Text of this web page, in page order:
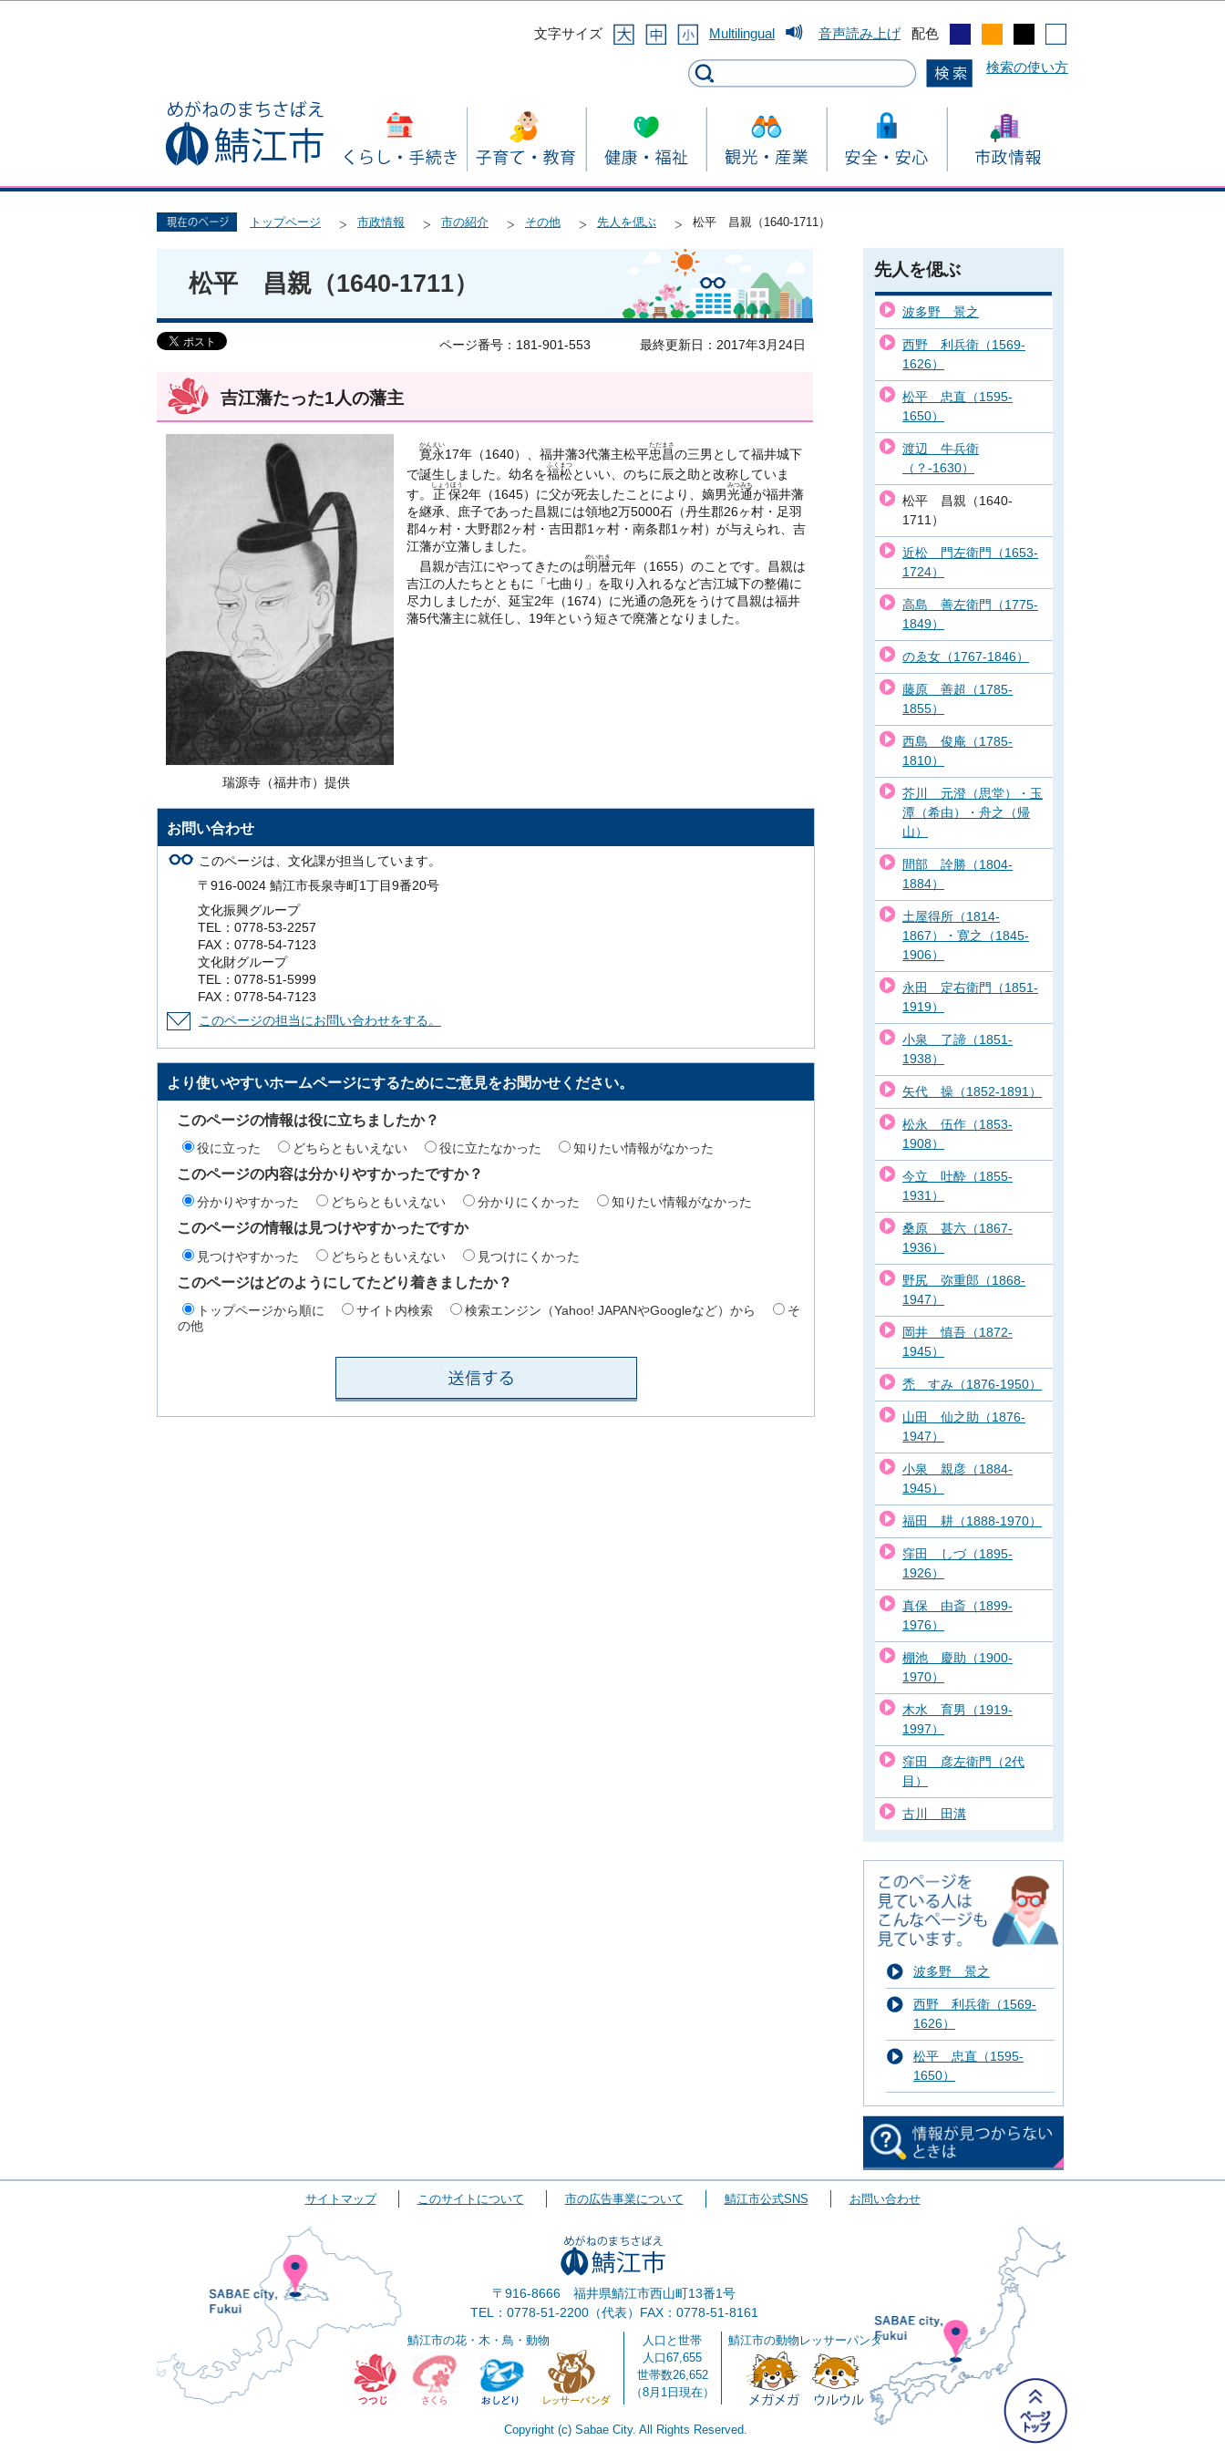
文字サイズ
Multilingual 音声読み上げ 配色
検索の使い方
トップページ 市政情報 市の紹介 その他 先人を偲ぶ 松平 昌親（1640-1711）
松平 昌親（1640-1711）
ページ番号：181-901-553 最終更新日：2017年3月24日
吉江藩たった1人の藩主
瑞源寺（福井市）提供
寛永
かんえい
17年（1640）、福井藩3代藩主松平忠昌
ただまさ
の三男として福井城下
で誕生しました。幼名を福松
ふくまつ
といい、のちに辰之助と改称していま
す。 正保
しょうほう
2年（1645）に父が死去したことにより、嫡男光通
みつみち
が福井藩
を継承、庶子であった昌親には領地2万5000石（丹生郡26ヶ村・足羽
郡4ヶ村・大野郡2ヶ村・吉田郡1ヶ村・南条郡1ヶ村）が与えられ、吉
江藩が立藩しました。
昌親が吉江にやってきたのは明暦
めいれき
元年（1655）のことです。昌親は
吉江の人たちとともに「七曲り」を取り入れるなど吉江城下の整備に
尽力しましたが、延宝2年（1674）に光通の急死をうけて昌親は福井
藩5代藩主に就任し、19年という短さで廃藩となりました。
お問い合わせ
このページは、文化課が担当しています。
〒916-0024 鯖江市長泉寺町1丁目9番20号
文化振興グループ
TEL：0778-53-2257
FAX：0778-54-7123
文化財グループ
TEL：0778-51-5999
FAX：0778-54-7123
このページの担当にお問い合わせをする。
より使いやすいホームページにするためにご意見をお聞かせください。
このページの情報は役に立ちましたか？
役に立った どちらともいえない 役に立たなかった 知りたい情報がなかった
このページの内容は分かりやすかったですか？
分かりやすかった どちらともいえない 分かりにくかった 知りたい情報がなかった
このページの情報は見つけやすかったですか
見つけやすかった どちらともいえない 見つけにくかった
このページはどのようにしてたどり着きましたか？
トップページから順に サイト内検索 検索エンジン（Yahoo! JAPANやGoogleなど）から
そ
の他
先人を偲ぶ
波多野 景之
西野 利兵衛（1569-
1626）
松平 忠直（1595-
1650）
渡辺 牛兵衛
（？-1630）
松平 昌親（1640-
1711）
近松 門左衛門（1653-
1724）
高島 善左衛門（1775-
1849）
のゑ女（1767-1846）
藤原 善超（1785-
1855）
西島 俊庵（1785-
1810）
芥川 元澄（思堂）・玉
潭（希由）・舟之（帰
山）
間部 詮勝（1804-
1884）
土屋得所（1814-
1867）・寛之（1845-
1906）
永田 定右衛門（1851-
1919）
小泉 了諦（1851-
1938）
矢代 操（1852-1891）
松永 伍作（1853-
1908）
今立 吐酔（1855-
1931）
桑原 甚六（1867-
1936）
野尻 弥重郎（1868-
1947）
岡井 慎吾（1872-
1945）
禿 すみ（1876-1950）
山田 仙之助（1876-
1947）
小泉 親彦（1884-
1945）
福田 耕（1888-1970）
窪田 しづ（1895-
1926）
真保 由斎（1899-
1976）
棚池 慶助（1900-
1970）
木水 育男（1919-
1997）
窪田 彦左衛門（2代
目）
古川 田溝
波多野 景之
西野 利兵衛（1569-
1626）
松平 忠直（1595-
1650）
サイトマップ このサイトについて 市の広告事業について 鯖江市公式SNS お問い合わせ
〒916-8666 福井県鯖江市西山町13番1号
TEL：0778-51-2200（代表） FAX：0778-51-8161
鯖江市の花・木・鳥・動物
人口と世帯
人口67,655
世帯数26,652
（8月1日現在）
鯖江市の動物レッサーパンダ
Copyright (c) Sabae City. All Rights Reserved.